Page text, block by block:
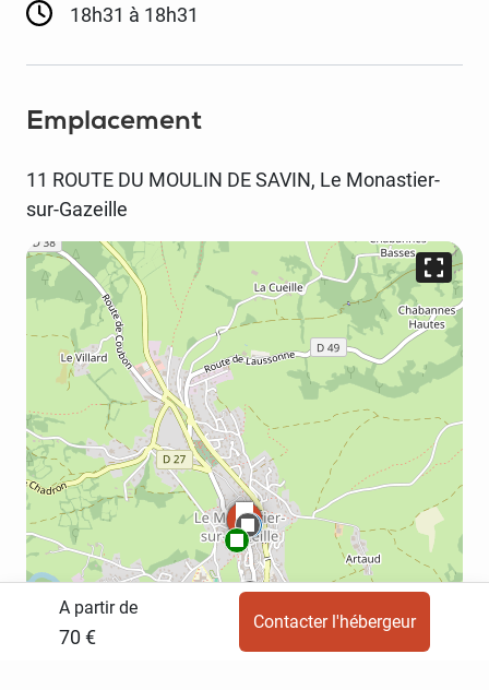
Emplacement
11 ROUTE DU MOULIN DE SAVIN, Le Monastier-
sur-Gazeille
18h31 à 18h31
A partir de
70 €
Contacter l'hébergeur